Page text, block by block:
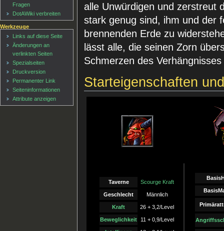
alle Unwürdigen und zerstreut
stark genug sind, ihm und der
brennenden Erde zu
lässt alle, die seinen Zorn
Schmerzen des
Starteigenschaften
Taverne Scourge Kraft
Geschlecht Männlich
Kraft 26 + 3,2/Level
Beweglichkeit 11 + 0,9/Level
Fragen
DotAWiki verbreiten
Werkzeuge
Links auf diese Seite
Änderungen an
verlinkten Seiten
Spezialseiten
Druckversion
Permanenter Link
Seiten­informationen
Attribute anzeigen